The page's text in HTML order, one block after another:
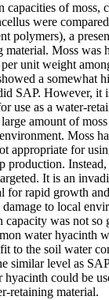
capacities of moss,
were
polymers), a
material. Moss was
unit weight
a somewhat
SAP. However, it
use as a water-
amount of
Moss
appropriate for
production.
It is an
for rapid growth
damage to local
capacity was not so
water hyacinth
to the soil water
similar level as
hyacinth could be
retaining material.